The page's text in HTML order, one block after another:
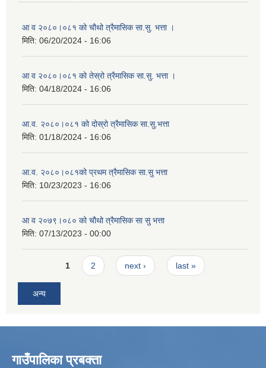
आ व २०८०।०८१ को चौथो त्रैमासिक सा.सु. भत्ता ।
मिति: 06/20/2024 - 16:06
आ व २०८०।०८१ को तेस्रो त्रैमासिक सा.सु. भत्ता ।
मिति: 04/18/2024 - 16:06
आ.व. २०८०।०८१ को दोस्रो त्रैमासिक सा.सु.भत्ता
मिति: 01/18/2024 - 16:06
आ.व. २०८०।०८१को प्रथम त्रैमासिक सा.सु भत्ता
मिति: 10/23/2023 - 16:06
आ व २०७९।०८० को चौथो त्रैमासिक सा सु भत्ता
मिति: 07/13/2023 - 00:00
Pages1 2 next › last »
अन्य
गाउँपालिका प्रबक्ता